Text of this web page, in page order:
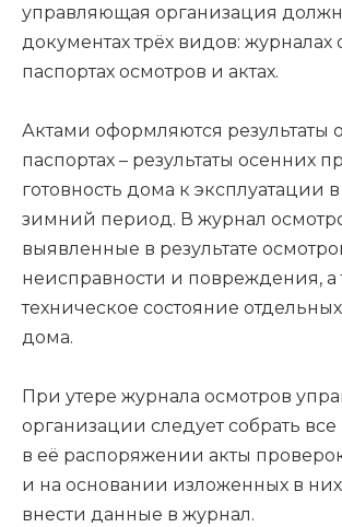
управляющая организация
документах трёх видов: журналах
паспортах осмотров и актах.
Актами оформляются результаты
паспортах – результаты осенних
готовность дома к эксплуатации
зимний период. В журнал
выявленные в результате
неисправности и повреждения, а
техническое состояние
дома.
При утере журнала осмотров
организации следует собрать
в её распоряжении акты
и на основании изложенных в
внести данные в журнал.